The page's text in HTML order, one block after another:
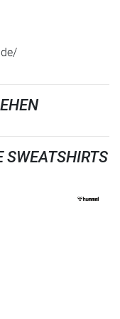
SWEATSHIRTS